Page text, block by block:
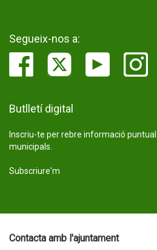
Segueix-nos a:
Butlletí digital
Inscriu-te per rebre informació
municipals.
Subscriure'm
Contacta amb l'ajuntament